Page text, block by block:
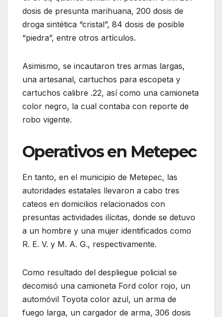
dosis de presunta marihuana, 200 dosis de
droga sintética “cristal”, 84 dosis de posible
“piedra”, entre otros artículos.
Asimismo, se incautaron tres armas largas,
una artesanal, cartuchos para escopeta y
cartuchos calibre .22, así como una camioneta
color negro, la cual contaba con reporte de
robo vigente.
Operativos en Metepec
En tanto, en el municipio de Metepec, las
autoridades estatales llevaron a cabo tres
cateos en domicilios relacionados con
presuntas actividades ilícitas, donde se detuvo
a un hombre y una mujer identificados como
R. E. V. y M. A. G., respectivamente.
Como resultado del despliegue policial se
decomisó una camioneta Ford color rojo, un
automóvil Toyota color azul, un arma de
fuego larga, un cargador de arma, 306 dosis